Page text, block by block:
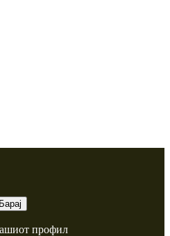
профил